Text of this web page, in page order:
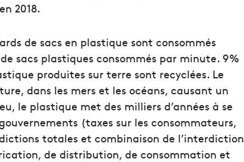
2018.
de sacs en plastique sont consommés
sacs plastiques consommés par minute. 9%
produites sur terre sont recyclées. Le
dans les mers et les océans, causant un
le plastique met des milliers d’années à se
(taxes sur les consommateurs,
totales et combinaison de l’interdiction
de distribution, de consommation et